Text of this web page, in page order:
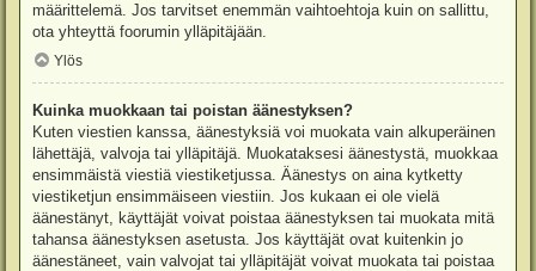
määrittelemä. Jos tarvitset enemmän vaihtoehtoja kuin on sallittu,
ota yhteyttä foorumin ylläpitäjään.
Ylös
Kuinka muokkaan tai poistan äänestyksen?
Kuten viestien kanssa, äänestyksiä voi muokata vain alkuperäinen
lähettäjä, valvoja tai ylläpitäjä. Muokataksesi äänestystä, muokkaa
ensimmäistä viestiä viestiketjussa. Äänestys on aina kytketty
viestiketjun ensimmäiseen viestiin. Jos kukaan ei ole vielä
äänestänyt, käyttäjät voivat poistaa äänestyksen tai muokata mitä
tahansa äänestyksen asetusta. Jos käyttäjät ovat kuitenkin jo
äänestäneet, vain valvojat tai ylläpitäjät voivat muokata tai poistaa